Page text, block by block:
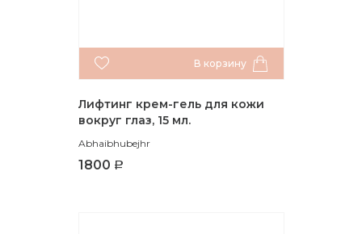
В корзину
Лифтинг крем-гель для кожи
вокруг глаз, 15 мл.
Abhaibhubejhr
1800